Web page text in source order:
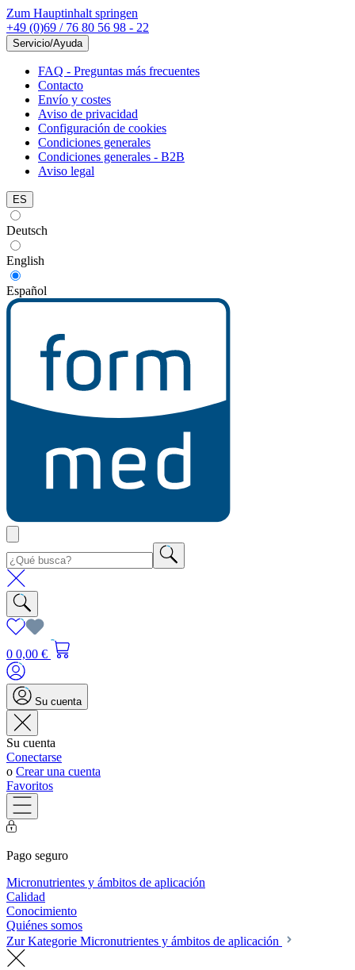
Zum Hauptinhalt springen
+49 (0)69 / 76 80 56 98 - 22
Servicio/Ayuda
FAQ - Preguntas más frecuentes
Contacto
Envío y costes
Aviso de privacidad
Configuración de cookies
Condiciones generales
Condiciones generales - B2B
Aviso legal
ES
Deutsch
English
Español
0 0,00 €
Su cuenta
Su cuenta
Conectarse
o Crear una cuenta
Favoritos
Pago seguro
Micronutrientes y ámbitos de aplicación
Calidad
Conocimiento
Quiénes somos
Zur Kategorie Micronutrientes y ámbitos de aplicación